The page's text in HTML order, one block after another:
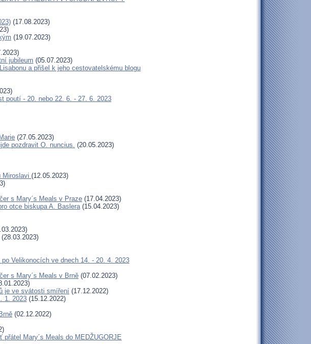
(17.08.2023)
(19.07.2023)
jubileum (05.07.2023)
a přišel k jeho cestovatelskému blogu
poutí - 20. nebo 22. 6. - 27. 6. 2023
(27.05.2023)
pozdravit O. nuncius. (20.05.2023)
Miroslavi (12.05.2023)
s Mary´s Meals v Praze (17.04.2023)
otce biskupa A. Baslera(15.04.2023)
(28.03.2023)
Velikonocích ve dnech 14. - 20. 4. 2023
s Mary´s Meals v Brně (07.02.2023)
je ve svátosti smíření (17.12.2022)
1. 2023 (15.12.2022)
(02.12.2022)
Mary´s Meals do MEDŽUGORJE